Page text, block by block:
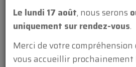
Le lundi 17 août, nous serons
uniquement sur rendez-vous.
Merci de votre
vous accueillir prochainement